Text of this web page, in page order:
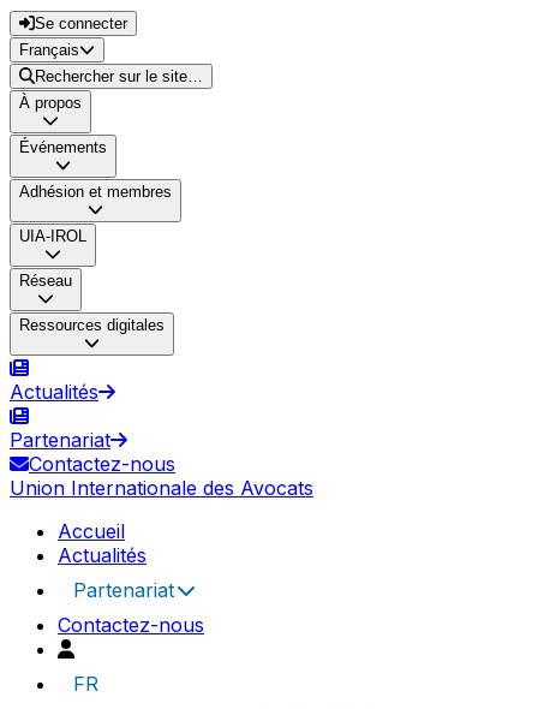
Se connecter
Français
Rechercher sur le site…
À propos
Événements
Adhésion et membres
UIA-IROL
Réseau
Ressources digitales
Actualités
Partenariat
Contactez-nous
Union Internationale des Avocats
Accueil
Actualités
Partenariat
Contactez-nous
FR